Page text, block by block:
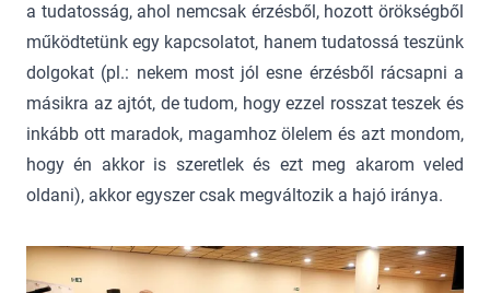
a tudatosság, ahol nemcsak érzésből, hozott örökségből
működtetünk egy kapcsolatot, hanem tudatossá teszünk
dolgokat (pl.: nekem most jól esne érzésből rácsapni a
másikra az ajtót, de tudom, hogy ezzel rosszat teszek és
inkább ott maradok, magamhoz ölelem és azt mondom,
hogy én akkor is szeretlek és ezt meg akarom veled
oldani), akkor egyszer csak megváltozik a hajó iránya.